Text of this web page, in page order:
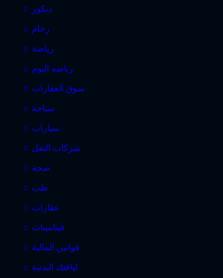
ديكور
رخام
رياضة
رياضه اليوم
سوق العقارات
سياحة
سيارات
شركات النقل
صحة
طب
عقارات
فيتامينات
قوانين المالية
لياقتك البدنية